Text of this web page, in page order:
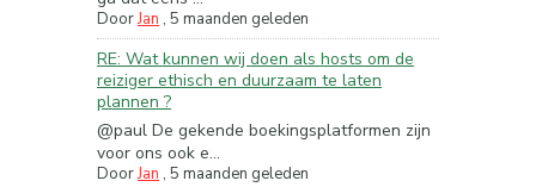
DoorJan , 5 maanden geleden
RE: Wat kunnen wij doen als hosts om de
reiziger ethisch en duurzaam te laten
plannen ?
@paul De gekende boekingsplatformen zijn
voor ons ook e...
DoorJan , 5 maanden geleden